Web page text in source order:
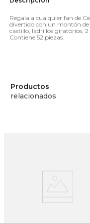
Regala a cualquier fan de
divertido con un montón de
castillo, ladrillos giratorios,
Contiene 52 piezas.
Productos
relacionados